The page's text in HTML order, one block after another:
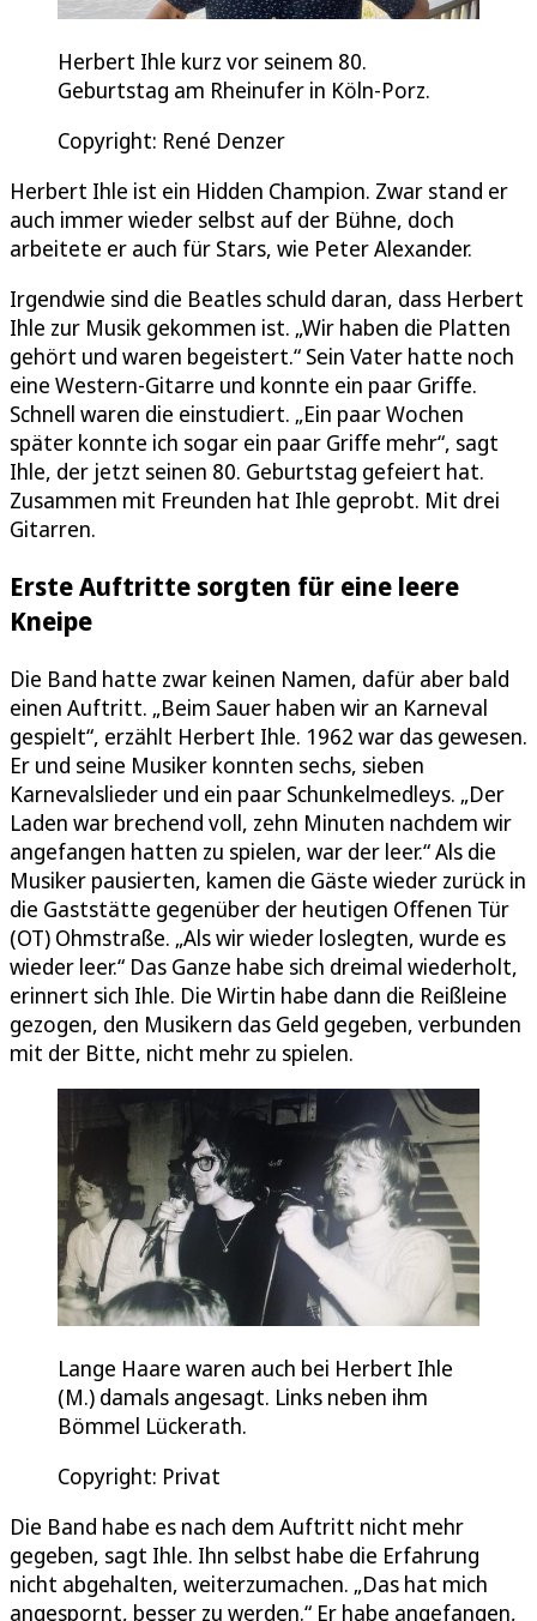
Herbert Ihle kurz vor seinem 80.
Geburtstag am Rheinufer in Köln-Porz.
Copyright: René Denzer
Herbert Ihle ist ein Hidden Champion. Zwar stand er
auch immer wieder selbst auf der Bühne, doch
arbeitete er auch für Stars, wie Peter Alexander.
Irgendwie sind die Beatles schuld daran, dass Herbert
Ihle zur Musik gekommen ist. „Wir haben die Platten
gehört und waren begeistert.“ Sein Vater hatte noch
eine Western-Gitarre und konnte ein paar Griffe.
Schnell waren die einstudiert. „Ein paar Wochen
später konnte ich sogar ein paar Griffe mehr“, sagt
Ihle, der jetzt seinen 80. Geburtstag gefeiert hat.
Zusammen mit Freunden hat Ihle geprobt. Mit drei
Gitarren.
Erste Auftritte sorgten für eine leere
Kneipe
Die Band hatte zwar keinen Namen, dafür aber bald
einen Auftritt. „Beim Sauer haben wir an Karneval
gespielt“, erzählt Herbert Ihle. 1962 war das gewesen.
Er und seine Musiker konnten sechs, sieben
Karnevalslieder und ein paar Schunkelmedleys. „Der
Laden war brechend voll, zehn Minuten nachdem wir
angefangen hatten zu spielen, war der leer.“ Als die
Musiker pausierten, kamen die Gäste wieder zurück in
die Gaststätte gegenüber der heutigen Offenen Tür
(OT) Ohmstraße. „Als wir wieder loslegten, wurde es
wieder leer.“ Das Ganze habe sich dreimal wiederholt,
erinnert sich Ihle. Die Wirtin habe dann die Reißleine
gezogen, den Musikern das Geld gegeben, verbunden
mit der Bitte, nicht mehr zu spielen.
Lange Haare waren auch bei Herbert Ihle
(M.) damals angesagt. Links neben ihm
Bömmel Lückerath.
Copyright: Privat
Die Band habe es nach dem Auftritt nicht mehr
gegeben, sagt Ihle. Ihn selbst habe die Erfahrung
nicht abgehalten, weiterzumachen. „Das hat mich
angespornt, besser zu werden.“ Er habe angefangen,